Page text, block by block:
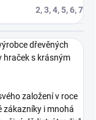
2, 3, 4, 5, 6, 7
dřevěných
hraček s krásným
založení v roce
zákazníky i mnohá